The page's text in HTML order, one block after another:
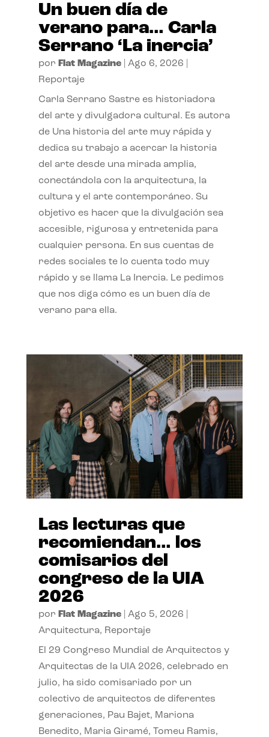
Un buen día de
verano para… Carla
Serrano ‘La inercia’
por Flat Magazine| Ago 6, 2026
Reportaje
Carla Serrano Sastre es historiadora
del arte y divulgadora cultural. Es autora
de Una historia del arte muy rápida y
dedica su trabajo a acercar la historia
del arte desde una mirada amplia,
conectándola con la arquitectura, la
cultura y el arte contemporáneo. Su
objetivo es hacer que la divulgación sea
accesible, rigurosa y entretenida para
cualquier persona. En sus cuentas de
redes sociales te lo cuenta todo muy
rápido y se llama La Inercia. Le pedimos
que nos diga cómo es un buen día de
verano para ella.
Las lecturas que
recomiendan… los
comisarios del
congreso de la UIA
2026
por Flat Magazine| Ago 5, 2026
Arquitectura, Reportaje
El 29 Congreso Mundial de Arquitectos y
Arquitectas de la UIA 2026, celebrado en
julio, ha sido comisariado por un
colectivo de arquitectos de diferentes
generaciones, Pau Bajet, Mariona
Benedito, Maria Giramé, Tomeu Ramis,